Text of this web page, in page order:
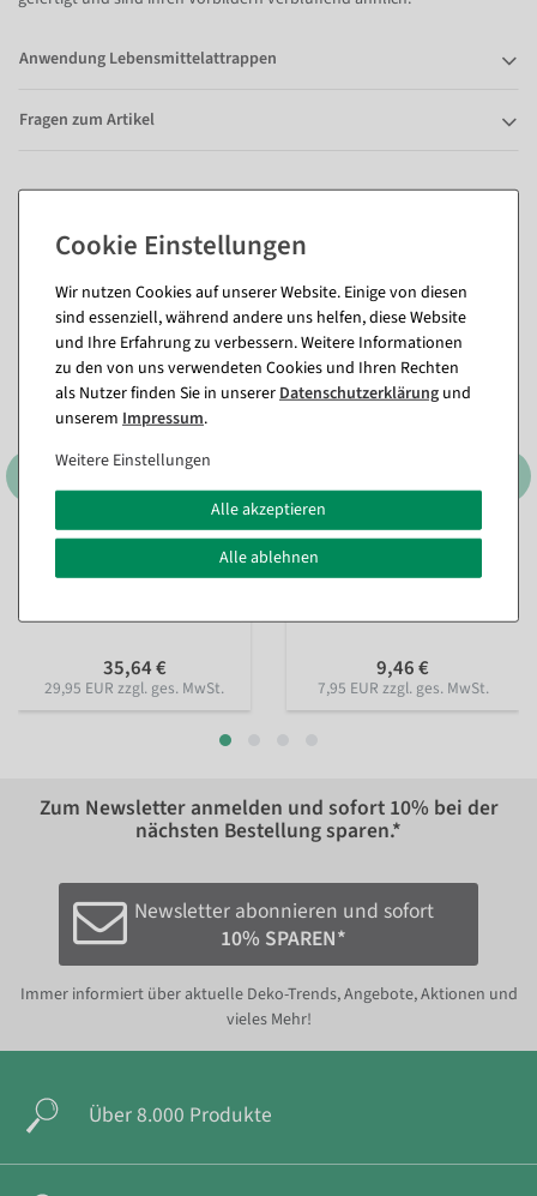
Anwendung Lebensmittelattrappen
Fragen zum Artikel
Passende Artikel zu diesem Produkt
(8)
Lebensmittel-Attrappe
35,64 €
29,95 EUR zzgl. ges. MwSt.
Sashimi Lachs
Lebensmittel-Attrappe 8 cm
9,46 €
7,95 EUR zzgl. ges. MwSt.
Zum Newsletter anmelden und sofort 10% bei der
nächsten Bestellung sparen.*
Newsletter abonnieren und sofort
10% SPAREN*
Immer informiert über aktuelle Deko-Trends, Angebote, Aktionen und
vieles Mehr!
Über 8.000 Produkte
Wir nutzen Cookies auf unserer Website. Einige von diesen
sind essenziell, während andere uns helfen, diese Website
und Ihre Erfahrung zu verbessern. Weitere Informationen
zu den von uns verwendeten Cookies und Ihren Rechten
als Nutzer finden Sie in unsererDaten­schutz­erklärung und
unserem Impressum.
Weitere Einstellungen
Alle akzeptieren
Alle ablehnen